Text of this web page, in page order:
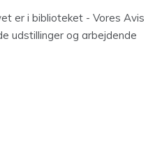
er i biblioteket - Vores Avis
udstillinger og arbejdende